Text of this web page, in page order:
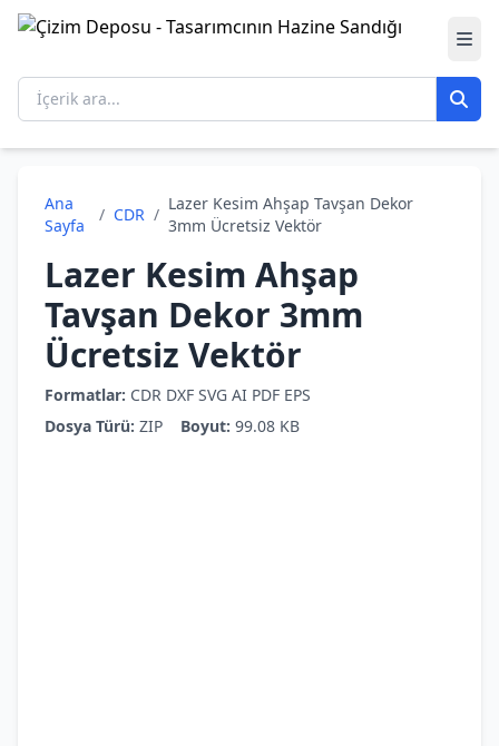
Ana
Sayfa
/ CDR /
Lazer Kesim Ahşap Tavşan Dekor
3mm Ücretsiz Vektör
Lazer Kesim Ahşap
Tavşan Dekor 3mm
Ücretsiz Vektör
Formatlar: CDR DXF SVG AI PDF EPS
Dosya Türü: ZIP Boyut: 99.08 KB